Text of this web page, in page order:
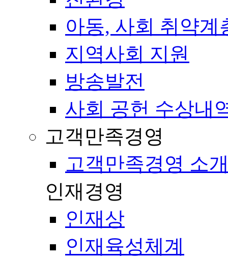
아동, 사회 취약계
지역사회 지원
방송발전
사회 공헌 수상내
고객만족경영
고객만족경영 소
인재경영
인재상
인재육성체계